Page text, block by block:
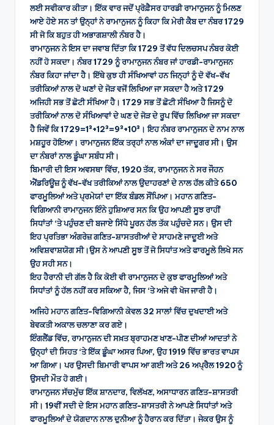
ਲਈ ਸਵੀਕਾਰ ਕੀਤਾ। ਇੱਕ ਵਾਰ ਜਦੋਂ ਪ੍ਰੋਫ਼ੈਸਰ ਹਾਰਡੀ ਰਾਮਾਨੁਜਨ ਨੂੰ ਮਿਲਣ
ਆਏ ਹੋਏ ਸਨ ਤਾਂ ਉਨ੍ਹਾਂ ਨੇ ਰਾਮਾਨੁਜਨ ਨੂੰ ਕਿਹਾ ਕਿ ਮੇਰੀ ਕੈਬ ਦਾ ਨੰਬਰ 1729
ਸੀ ਜੋ ਕਿ ਬਹੁਤ ਹੀ ਅਭਾਗਸ਼ਾਲੀ ਨੰਬਰ ਹੈ।
ਰਾਮਾਨੁਜਨ ਨੇ ਇਸ ਦਾ ਜਵਾਬ ਦਿੱਤਾ ਕਿ 1729 ਤੋਂ ਵੱਧ ਦਿਲਚਸਪ ਨੰਬਰ ਕੋਈ
ਨਹੀਂ ਹੋ ਸਕਦਾ। ਨੰਬਰ 1729 ਨੂੰ ਰਾਮਾਨੁਜਨ ਨੰਬਰ ਜਾਂ ਹਾਰਡੀ-ਰਾਮਾਨੁਜਨ
ਨੰਬਰ ਕਿਹਾ ਜਾਂਦਾ ਹੈ। ਇੱਥੇ ਕੁਝ ਹੀ ਸੰਖਿਆਵਾਂ ਹਨ ਜਿਨ੍ਹਾਂ ਨੂੰ ਦੋ ਵੱਖ-ਵੱਖ
ਤਰੀਕਿਆਂ ਨਾਲ ਦੋ ਘਣਾਂ ਦੇ ਜੋੜ ਵਜੋਂ ਲਿਖਿਆ ਜਾ ਸਕਦਾ ਹੈ ਅਤੇ 1729
ਅਜਿਹੀ ਸਭ ਤੋਂ ਛੋਟੀ ਸੰਖਿਆ ਹੈ। 1729 ਸਭ ਤੋਂ ਛੋਟੀ ਸੰਖਿਆ ਹੈ ਜਿਸਨੂੰ ਦੋ
ਤਰੀਕਿਆਂ ਨਾਲ ਦੋ ਸੰਖਿਆਵਾਂ ਦੇ ਘਣ ਦੇ ਜੋੜ ਦੇ ਰੂਪ ਵਿੱਚ ਲਿਖਿਆ ਜਾ ਸਕਦਾ
ਹੈ ਜਿਵੇਂ ਕਿ 1729=1³+12³=9³+10³। ਇਹ ਨੰਬਰ ਰਾਮਾਨੁਜਨ ਦੇ ਨਾਮ ਨਾਲ
ਮਸ਼ਹੂਰ ਹੋਇਆ। ਰਾਮਾਨੁਜਨ ਇੱਕ ਤਰ੍ਹਾਂ ਨਾਲ ਅੰਕਾਂ ਦਾ ਜਾਦੂਗਰ ਸੀ। ਉਸ
ਦਾ ਨੰਬਰਾਂ ਨਾਲ ਡੂੰਘਾ ਸਬੰਧ ਸੀ।
ਬਿਮਾਰੀ ਦੀ ਇਸ ਅਵਸਥਾ ਵਿੱਚ, 1920 ਤੱਕ, ਰਾਮਾਨੁਜਨ ਨੇ ਸਰ ਜੌਹਨ
ਐਂਡਰਿਊਜ਼ ਨੂੰ ਵੱਖ-ਵੱਖ ਤਰੀਕਿਆਂ ਨਾਲ ਉਦਾਹਰਣਾਂ ਦੇ ਨਾਲ ਹੱਲ ਕੀਤੇ 650
ਫਾਰਮੂਲਿਆਂ ਅਤੇ ਪ੍ਰਮੇਯਾਂ ਦਾ ਇੱਕ ਬੰਡਲ ਸੌਂਪਿਆ। ਮਹਾਨ ਗਣਿਤ-
ਵਿਗਿਆਨੀ ਰਾਮਾਨੁਜਨ ਇੰਨੇ ਹੁਸ਼ਿਆਰ ਸਨ ਕਿ ਉਹ ਆਪਣੀ ਸੂਝ ਰਾਹੀਂ
ਸਿਧਾਂਤਾਂ ‘ਤੇ ਪਹੁੰਚਣ ਦੀ ਬਜਾਏ ਸਿੱਧੇ ਪੂਰਨ ਹੱਲ ਤੱਕ ਪਹੁੰਚਦੇ ਸਨ। ਉਸ ਦੀ
ਇਹ ਪ੍ਰਤਿਭਾ ਅੰਗਰੇਜ਼ ਗਣਿਤ-ਸ਼ਾਸਤਰੀਆਂ ਦੇ ਸਾਹਮਣੇ ਜਾਦੂਈ ਅਤੇ
ਅਵਿਸ਼ਵਾਸ਼ਯੋਗ ਸੀ।ਉਸ ਨੇ ਆਪਣੀ ਸੂਝ ਤੋਂ ਜੋ ਸਿਧਾਂਤ ਅਤੇ ਫਾਰਮੂਲੇ ਲਿਖੇ ਸਨ
ਉਹ ਸਹੀ ਸਨ।
ਇਹ ਹੈਰਾਨੀ ਦੀ ਗੱਲ ਹੈ ਕਿ ਕੋਈ ਵੀ ਰਾਮਾਨੁਜਨ ਦੇ ਕੁਝ ਫਾਰਮੂਲਿਆਂ ਅਤੇ
ਸਿਧਾਂਤਾਂ ਨੂੰ ਹੱਲ ਨਹੀਂ ਕਰ ਸਕਿਆ ਹੈ, ਜਿਸ ‘ਤੇ ਅਜੇ ਵੀ ਖੋਜ ਜਾਰੀ ਹੈ।
ਅਜਿਹੇ ਮਹਾਨ ਗਣਿਤ-ਵਿਗਿਆਨੀ ਕੇਵਲ 32 ਸਾਲਾਂ ਵਿੱਚ ਦੁਖਦਾਈ ਅਤੇ
ਬੇਵਕਤੀ ਅਕਾਲ ਚਲਾਣਾ ਕਰ ਗਏ।
ਇੰਗਲੈਂਡ ਵਿੱਚ, ਰਾਮਾਨੁਜਨ ਦੀ ਸਖ਼ਤ ਬ੍ਰਾਹਮਣ ਖਾਣ-ਪੀਣ ਦੀਆਂ ਆਦਤਾਂ ਨੇ
ਉਨ੍ਹਾਂ ਦੀ ਸਿਹਤ ‘ਤੇ ਇੱਕ ਡੂੰਘਾ ਅਸਰ ਪਿਆ, ਉਹ 1919 ਵਿੱਚ ਭਾਰਤ ਵਾਪਸ
ਆ ਗਿਆ। ਪਰ ਉਸਦੀ ਬਿਮਾਰੀ ਵਾਪਸ ਆ ਗਈ ਅਤੇ 26 ਅਪ੍ਰੈਲ 1920 ਨੂੰ
ਉਸਦੀ ਮੌਤ ਹੋ ਗਈ।
ਰਾਮਾਨੁਜਨ ਸੱਚਮੁੱਚ ਇੱਕ ਸ਼ਾਨਦਾਰ, ਵਿਲੱਖਣ, ਅਸਾਧਾਰਨ ਗਣਿਤ-ਸ਼ਾਸਤਰੀ
ਸੀ। 19ਵੀਂ ਸਦੀ ਦੇ ਇਸ ਮਹਾਨ ਗਣਿਤ-ਸ਼ਾਸਤਰੀ ਨੇ ਆਪਣੇ ਸਿਧਾਂਤਾਂ ਅਤੇ
ਫਾਰਮੂਲਿਆਂ ਦੇ ਯੋਗਦਾਨ ਨਾਲ ਦੁਨੀਆ ਨੂੰ ਹੈਰਾਨ ਕਰ ਦਿੱਤਾ। ਜੇਕਰ ਉਸ ਨੂੰ